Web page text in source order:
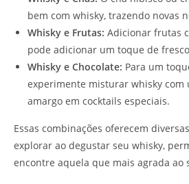
bem com whisky, trazendo novas
Whisky e Frutas: Adicionar frutas
pode adicionar um toque de
Whisky e Chocolate: Para um
experimente misturar whisky com
amargo em cocktails especiais.
Essas combinações oferecem
explorar ao degustar seu whisky,
encontre aquela que mais agrada ao